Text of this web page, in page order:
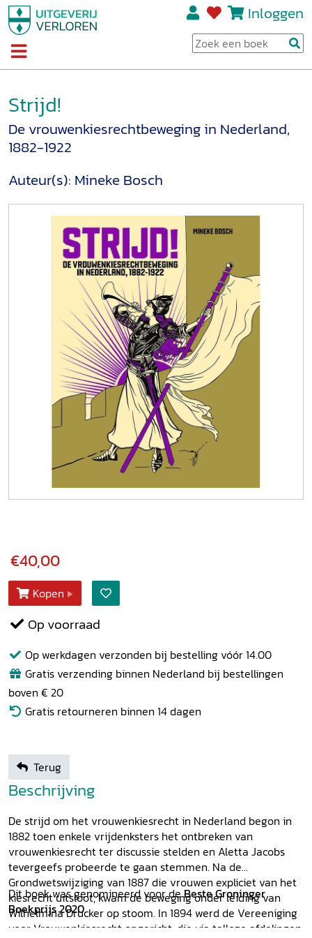
Inloggen
Strijd!
De vrouwenkiesrechtbeweging in Nederland,
1882-1922
Auteur(s): Mineke Bosch
€40,00
Kopen
Op voorraad
Op werkdagen verzonden bij bestelling vóór 14.00
Gratis verzending binnen Nederland bij bestellingen
boven € 20
Gratis retourneren binnen 14 dagen
Terug
Beschrijving
De strijd om het vrouwenkiesrecht in Nederland begon in
1882 toen enkele vrijdenksters het ontbreken van
vrouwenkiesrecht ter discussie stelden en Aletta Jacobs
tevergeefs probeerde te gaan stemmen. Na de
Grondwetswijziging van 1887 die vrouwen expliciet van het
kiesrecht uitsloot, kwam de beweging onder leiding van
Wilhelmina Drucker op stoom. In 1894 werd de Vereeniging
voor Vrouwenkiesrecht opgericht, die via talloze afdelingen
Dit boek was genomineerd voor deBeste Groninger
Boekprijs 2020.